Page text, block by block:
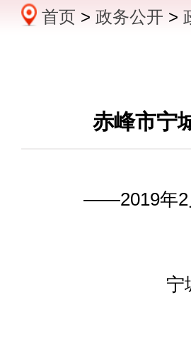
办事服务 政民
首页 > 政务公开 >
赤峰市宁
——2019年2月
宁城